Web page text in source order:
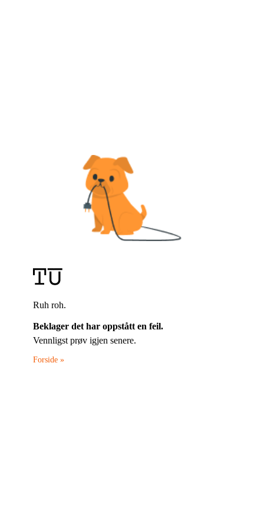
Ruh roh.
Beklager det har oppstått en feil.
Vennligst prøv igjen senere.
Forside »